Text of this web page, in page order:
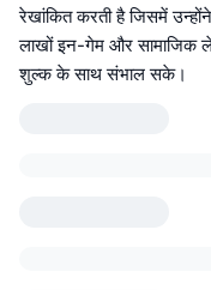
रेखांकित करती है जिसमें
लाखों इन-गेम और सामाजिक
शुल्क के साथ संभाल सके।